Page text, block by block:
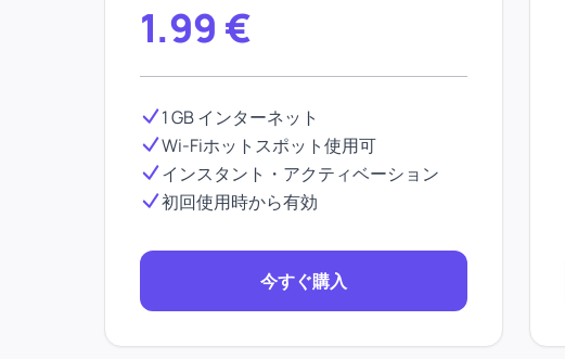
1.99 €
1 GB インターネット
Wi-Fiホットスポット使用可
インスタント・アクティベーション
初回使用時から有効
今すぐ購入